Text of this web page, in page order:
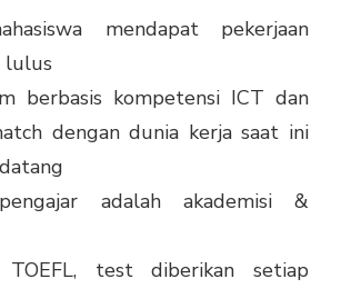
mendapat pekerjaan
lulus
berbasis kompetensi ICT dan
dengan dunia kerja saat ini
adalah akademisi &
TOEFL, test diberikan setiap